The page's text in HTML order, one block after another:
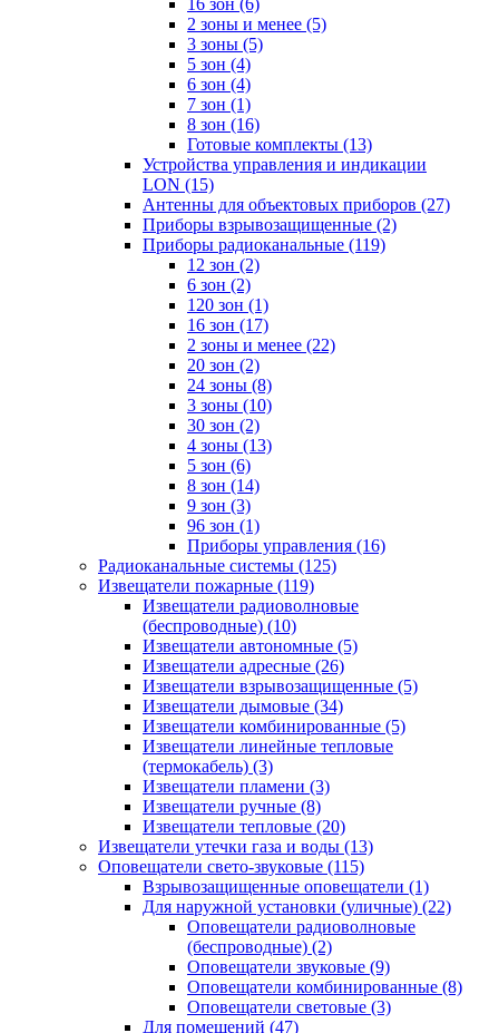
16 зон (6)
2 зоны и менее (5)
3 зоны (5)
5 зон (4)
6 зон (4)
7 зон (1)
8 зон (16)
Готовые комплекты (13)
Устройства управления и индикации
LON (15)
Антенны для объектовых приборов (27)
Приборы взрывозащищенные (2)
Приборы радиоканальные (119)
12 зон (2)
6 зон (2)
120 зон (1)
16 зон (17)
2 зоны и менее (22)
20 зон (2)
24 зоны (8)
3 зоны (10)
30 зон (2)
4 зоны (13)
5 зон (6)
8 зон (14)
9 зон (3)
96 зон (1)
Приборы управления (16)
Радиоканальные системы (125)
Извещатели пожарные (119)
Извещатели радиоволновые
(беспроводные) (10)
Извещатели автономные (5)
Извещатели адресные (26)
Извещатели взрывозащищенные (5)
Извещатели дымовые (34)
Извещатели комбинированные (5)
Извещатели линейные тепловые
(термокабель) (3)
Извещатели пламени (3)
Извещатели ручные (8)
Извещатели тепловые (20)
Извещатели утечки газа и воды (13)
Оповещатели свето-звуковые (115)
Взрывозащищенные оповещатели (1)
Для наружной установки (уличные) (22)
Оповещатели радиоволновые
(беспроводные) (2)
Оповещатели звуковые (9)
Оповещатели комбинированные (8)
Оповещатели световые (3)
Для помещений (47)